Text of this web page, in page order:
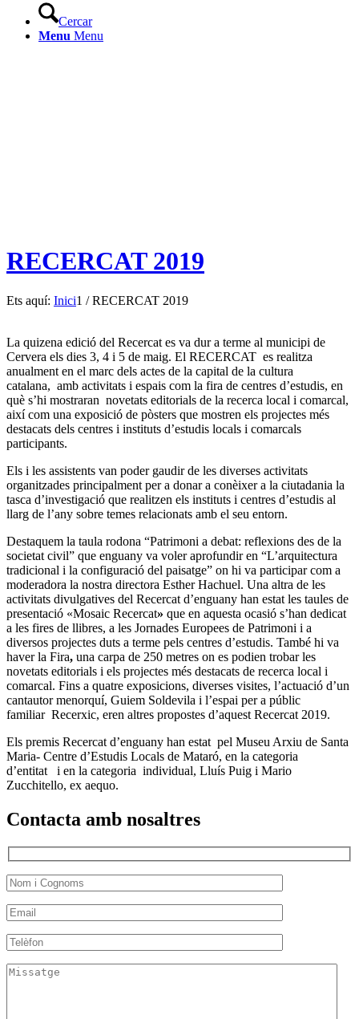
Cercar
Menu Menu
RECERCAT 2019
Ets aquí: Inici1 / RECERCAT 2019
La quizena edició del Recercat es va dur a terme al municipi de
Cervera els dies 3, 4 i 5 de maig. El RECERCAT es realitza
anualment en el marc dels actes de la capital de la cultura
catalana, amb activitats i espais com la fira de centres d’estudis, en
què s’hi mostraran novetats editorials de la recerca local i comarcal,
així com una exposició de pòsters que mostren els projectes més
destacats dels centres i instituts d’estudis locals i comarcals
participants.
Els i les assistents van poder gaudir de les diverses activitats
organitzades principalment per a donar a conèixer a la ciutadania la
tasca d’investigació que realitzen els instituts i centres d’estudis al
llarg de l’any sobre temes relacionats amb el seu entorn.
Destaquem la taula rodona “Patrimoni a debat: reflexions des de la
societat civil” que enguany va voler aprofundir en “L’arquitectura
tradicional i la configuració del paisatge” on hi va participar com a
moderadora la nostra directora Esther Hachuel. Una altra de les
activitats divulgatives del Recercat d’enguany han estat les taules de
presentació «Mosaic Recercat» que en aquesta ocasió s’han dedicat
a les fires de llibres, a les Jornades Europees de Patrimoni i a
diversos projectes duts a terme pels centres d’estudis. També hi va
haver la Fira, una carpa de 250 metres on es podien trobar les
novetats editorials i els projectes més destacats de recerca local i
comarcal. Fins a quatre exposicions, diverses visites, l’actuació d’un
cantautor menorquí, Guiem Soldevila i l’espai per a públic
familiar Recerxic, eren altres propostes d’aquest Recercat 2019.
Els premis Recercat d’enguany han estat pel Museu Arxiu de Santa
Maria- Centre d’Estudis Locals de Mataró, en la categoria
d’entitat i en la categoria individual, Lluís Puig i Mario
Zucchitello, ex aequo.
Contacta amb nosaltres